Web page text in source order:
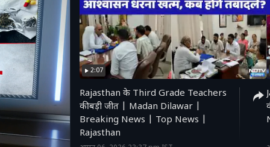
2:07
Rajasthan के Third Grade Teachers
की बड़ी जीत | Madan Dilawar |
Breaking News | Top News |
Rajasthan